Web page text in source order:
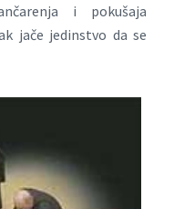
i pokušaja
jače jedinstvo da se